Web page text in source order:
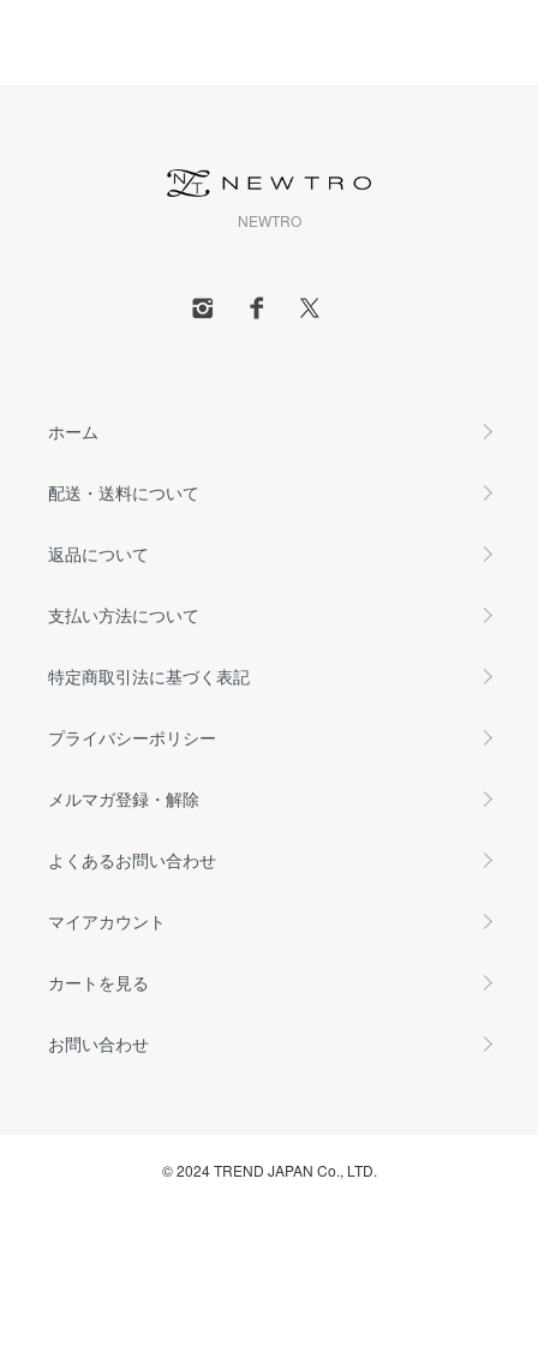
NEWTRO
ホーム
配送・送料について
返品について
支払い方法について
特定商取引法に基づく表記
プライバシーポリシー
メルマガ登録・解除
よくあるお問い合わせ
マイアカウント
カートを見る
お問い合わせ
© 2024 TREND JAPAN Co., LTD.